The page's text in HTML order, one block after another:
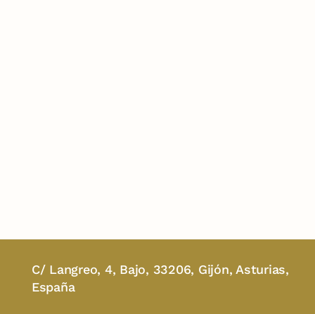
C/ Langreo, 4, Bajo, 33206, Gijón, Asturias,
España